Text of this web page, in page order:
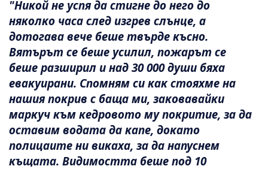
"Никой не успя да стигне до него до
няколко часа след изгрев слънце, а
дотогава вече беше твърде късно.
Вятърът се беше усилил, пожарът се
беше разширил и над 30 000 души бяха
евакуирани. Спомням си как стояхме на
нашия покрив с баща ми, заковавайки
маркуч към кедровото му покритие, за да
оставим водата да капе, докато
полицаите ни викаха, за да напуснем
къщата. Видимостта беше под 10